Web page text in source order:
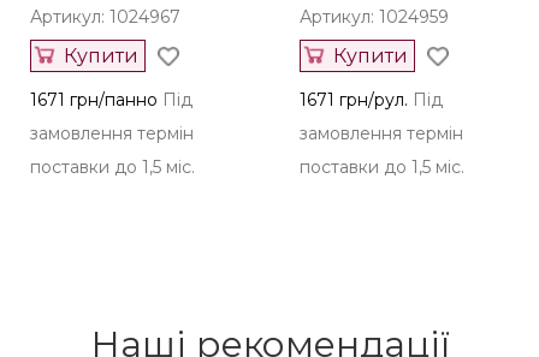
Артикул: 1024967
Купити
1671 грн/панно Під
замовлення термін
поставки до 1,5 міс.
Артикул: 1024959
Купити
1671 грн/рул. Під
замовлення термін
поставки до 1,5 міс.
Наші рекомендації